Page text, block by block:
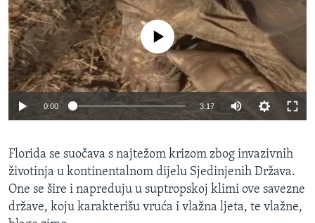
No media source currently available
0:00 3:17
Florida se suočava s najtežom krizom zbog invazivnih
životinja u kontinentalnom dijelu Sjedinjenih Država.
One se šire i napreduju u suptropskoj klimi ove savezne
države, koju karakterišu vruća i vlažna ljeta, te vlažne,